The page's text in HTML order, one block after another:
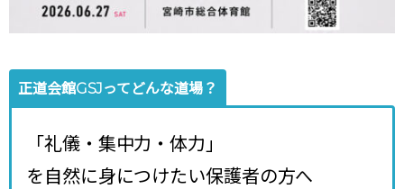
正道会館GSJってどんな道場？
「礼儀・集中力・体力」
を自然に身につけたい保護者の方へ